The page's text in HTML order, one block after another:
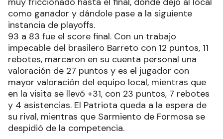
Cárdenas con 5 faltas. Camisasca, con 4 triples
en el partido, y la aparición de Núñez lograron
marcar una diferencia importante. Un encuentro
muy friccionado hasta el final, donde dejó al local
como ganador y dándole pase a la siguiente
instancia de playoffs.
93 a 83 fue el score final. Con un trabajo
impecable del brasilero Barreto con 12 puntos, 11
rebotes, marcaron en su cuenta personal una
valoración de 27 puntos y es el jugador con
mayor valoración del equipo local, mientras que
en la visita se llevó +31, con 23 puntos, 7 rebotes